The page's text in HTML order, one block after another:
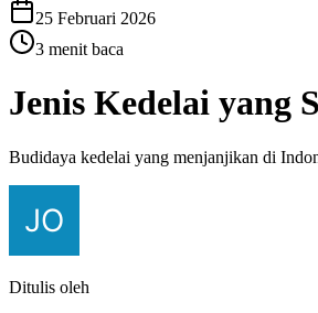
25 Februari 2026
3 menit baca
Jenis Kedelai yang
Budidaya kedelai yang menjanjikan di
Ditulis oleh